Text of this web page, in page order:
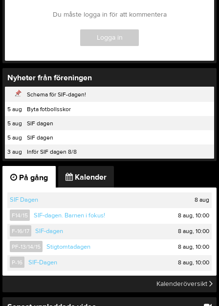
Du måste logga in för att kommentera
Logga in
Nyheter från föreningen
Schema för SIF-dagen!
5 aug
Byta fotbollsskor
5 aug
SIF dagen
5 aug
SIF dagen
3 aug
Inför SIF dagen 8/8
På gång Kalender
SIF Dagen 8 aug
F14/15 SIF-dagen. Barnen i fokus! 8 aug, 10:00
F-16/17 SIF-dagen 8 aug, 10:00
PF-13/14/15 Stigtomtadagen 8 aug, 10:00
P-16 SIF-Dagen 8 aug, 10:00
Kalenderöversikt